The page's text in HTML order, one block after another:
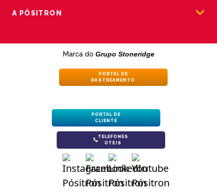
A PÓSITRON
Marca do Grupo Stoneridge
PORTAL DE
RASTREAMENTO
PORTAL DE
CLIENTE
TELEFONES
ÚTEIS